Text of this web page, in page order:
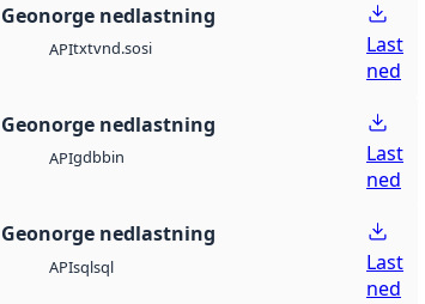
Geonorge nedlastning
APItxtvnd.sosi
Last
ned
Geonorge nedlastning
APIgdbbin
Last
ned
Geonorge nedlastning
APIsqlsql
Last
ned